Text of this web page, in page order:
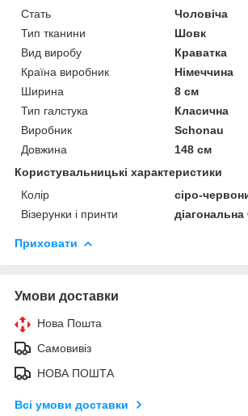
Стать
Чоловіча
Тип тканини
Шовк
Вид виробу
Краватка
Країна виробник
Німеччина
Ширина
8 см
Тип галстука
Класична
Виробник
Schonau
Довжина
148 см
Користувальницькі характеристики
Колір
сіро-
Візерунки і принти
Приховати
Умови доставки
Нова Пошта
Самовивіз
НОВА ПОШТА
Всі умови доставки